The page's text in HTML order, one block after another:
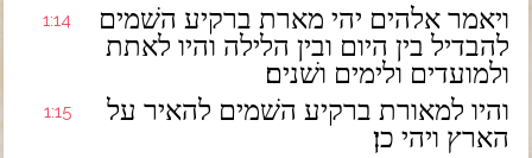
1:14
ויאמר אלהים יהי מארת ברקיע השׁמים
להבדיל בין היום ובין הלילה והיו לאתת
ולמועדים ולימים ושׁנים׃
1:15
והיו למאורת ברקיע השׁמים להאיר על
הארץ ויהי כן׃